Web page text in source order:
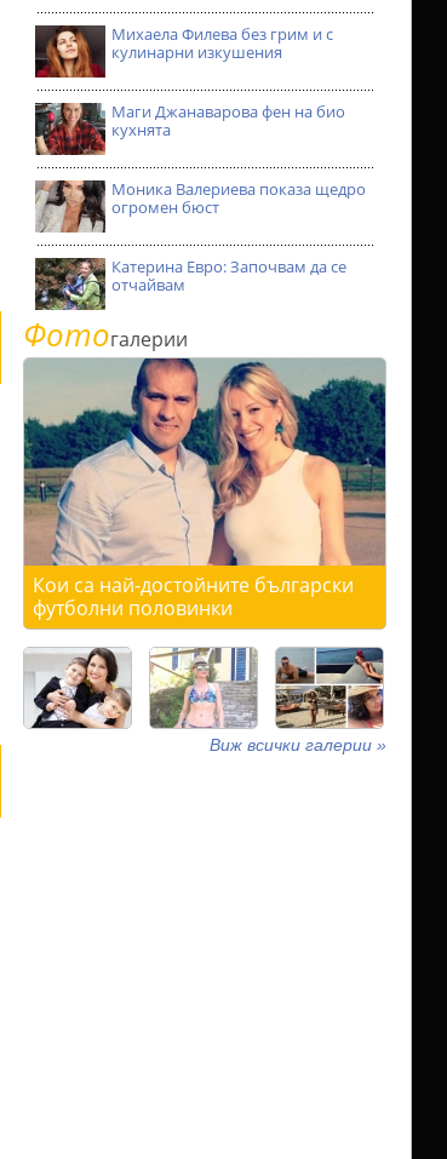
Михаела Филева без грим и с
кулинарни изкушения
Маги Джанаварова фен на био
кухнята
Моника Валериева показа щедро
огромен бюст
Катерина Евро: Започвам да се
отчайвам
Фотогалерии
Кои са най-достойните български
футболни половинки
Виж всички галерии »